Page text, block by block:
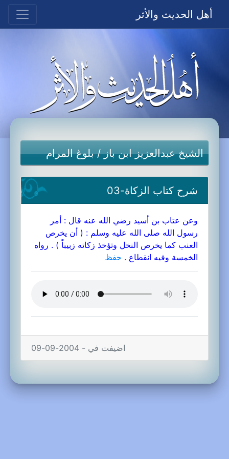
أهل الحديث والأثر
الشيخ عبدالعزيز ابن باز/بلوغ المرام
شرح كتاب الزكاة-03
وعن عتاب بن أسيد رضي الله عنه قال : أمر
رسول الله صلى الله عليه وسلم : ( أن يخرص
العنب كما يخرص النخل وتؤخذ زكاته زبيباً ) . رواه
الخمسة وفيه انقطاع . حفظ
اضيفت في - 2004-09-09